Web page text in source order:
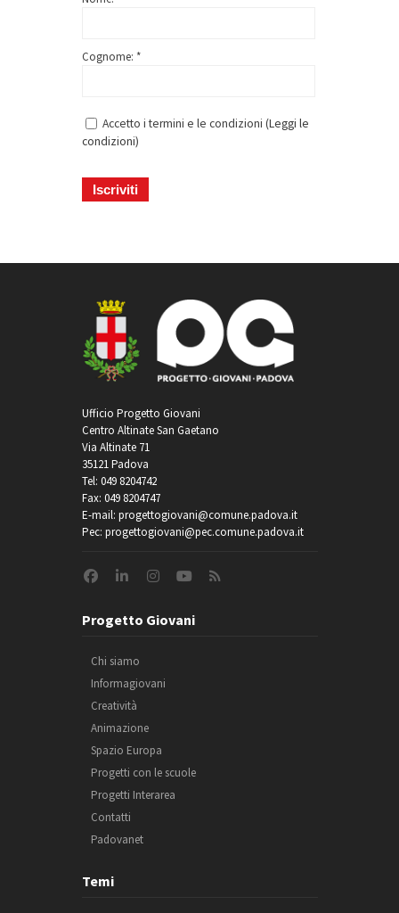
Cognome: *
Accetto i termini e le condizioni (Leggi le
condizioni)
Ufficio Progetto Giovani
Centro Altinate San Gaetano
Via Altinate 71
35121 Padova
Tel: 049 8204742
Fax: 049 8204747
E-mail: progettogiovani@comune.padova.it
Pec: progettogiovani@pec.comune.padova.it
Progetto Giovani
Chi siamo
Informagiovani
Creatività
Animazione
Spazio Europa
Progetti con le scuole
Progetti Interarea
Contatti
Padovanet
Temi